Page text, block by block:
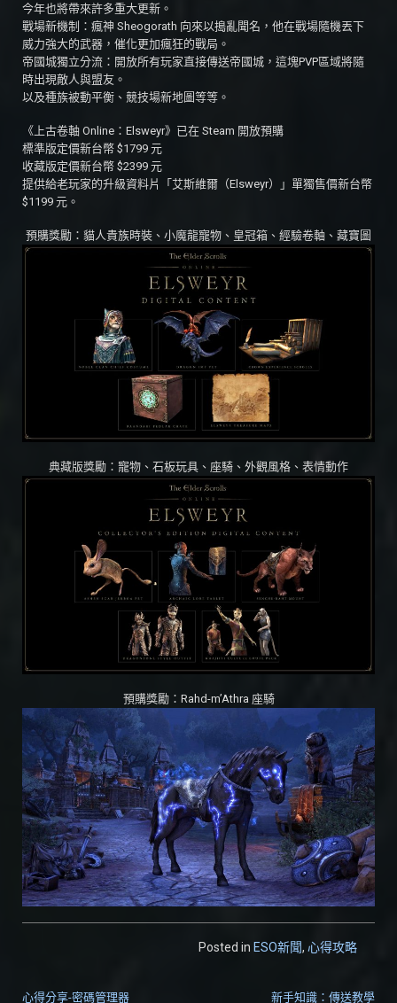
今年也將帶來許多重大更新。
戰場新機制：瘋神 Sheogorath 向來以搗亂聞名，他在戰場隨機丟下
威力強大的武器，催化更加瘋狂的戰局。
帝國城獨立分流：開放所有玩家直接傳送帝國城，這塊PVP區域將隨
時出現敵人與盟友。
以及種族被動平衡、競技場新地圖等等。
《上古卷軸 Online：Elsweyr》已在 Steam 開放預購
標準版定價新台幣 $1799 元
收藏版定價新台幣 $2399 元
提供給老玩家的升級資料片「艾斯維爾（Elsweyr）」單獨售價新台幣
$1199 元。
預購獎勵：貓人貴族時裝、小魔龍寵物、皇冠箱、經驗卷軸、藏寶圖
典藏版獎勵：寵物、石板玩具、座騎、外觀風格、表情動作
預購獎勵：Rahd-m’Athra 座騎
Posted in ESO新聞, 心得攻略
心得分享-密碼管理器 新手知識：傳送教學